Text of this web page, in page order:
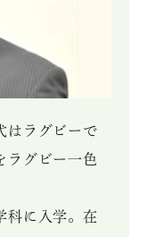
はラグビーで
ラグビー一色
科に入学。在